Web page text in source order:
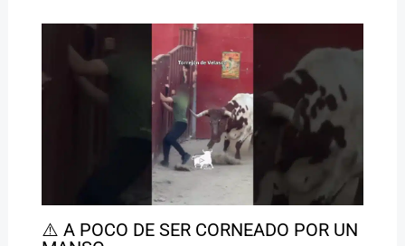
⚠️ A POCO DE SER CORNEADO POR UN